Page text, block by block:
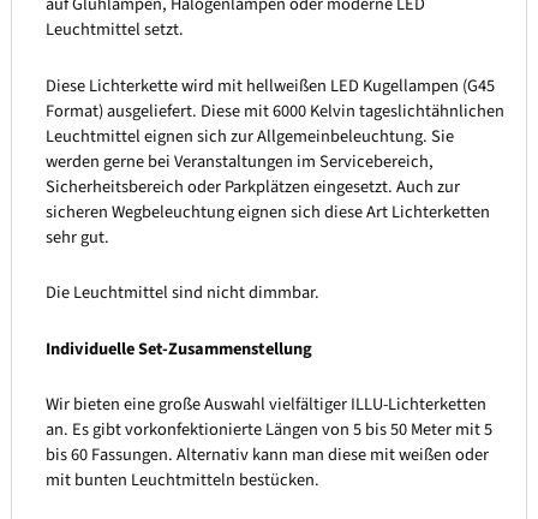
Leuchtmittel setzt.
Diese Lichterkette wird mit hellweißen LED Kugellampen (G45
Format) ausgeliefert. Diese mit 6000 Kelvin tageslichtähnlichen
Leuchtmittel eignen sich zur Allgemeinbeleuchtung. Sie
werden gerne bei Veranstaltungen im Servicebereich,
Sicherheitsbereich oder Parkplätzen eingesetzt. Auch zur
sicheren Wegbeleuchtung eignen sich diese Art Lichterketten
sehr gut.
Die Leuchtmittel sind nicht dimmbar.
Individuelle Set-Zusammenstellung
Wir bieten eine große Auswahl vielfältiger ILLU-Lichterketten
an. Es gibt vorkonfektionierte Längen von 5 bis 50 Meter mit 5
bis 60 Fassungen. Alternativ kann man diese mit weißen oder
mit bunten Leuchtmitteln bestücken.